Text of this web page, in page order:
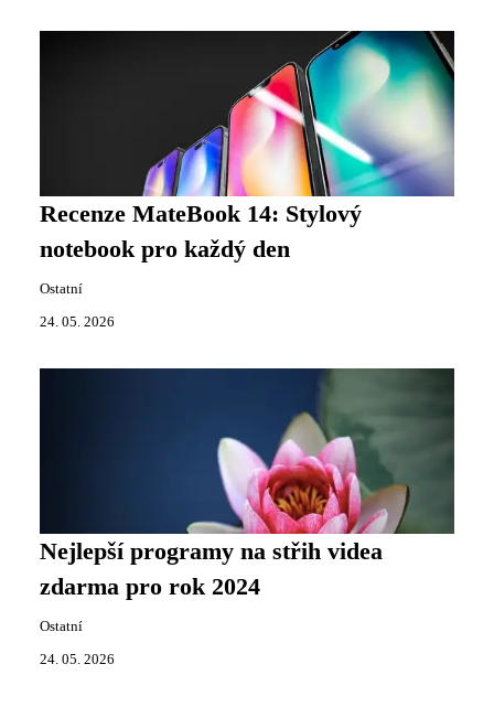
Recenze MateBook 14: Stylový
notebook pro každý den
Ostatní
24. 05. 2026
Nejlepší programy na střih videa
zdarma pro rok 2024
Ostatní
24. 05. 2026